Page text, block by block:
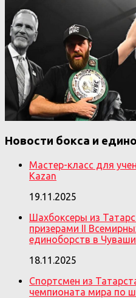
Новости бокса и
Мастер-класс для
Kazan
19.11.2025
Шахбоксеры из
призерами II
единоборств в
18.11.2025
Спортсмен из
чемпионата мира по